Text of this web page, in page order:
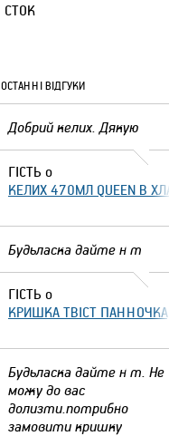
СТОК
ОСТАННІ ВІДГУКИ
Добрий келих. Дякую
ГІСТЬ о
КЕЛИХ 470МЛ QUEEN В
Будьласка дайте н т
ГІСТЬ о
КРИШКА ТВІСТ
Будьласка дайте н т. Не
можу до вас
долизти.потрибно
замовити кришку